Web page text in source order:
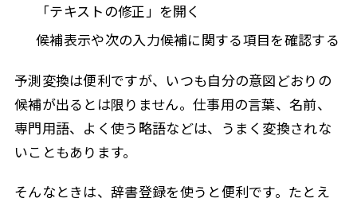
「テキストの修正」を開く
候補表示や次の入力候補に関する項目を確認する
予測変換は便利ですが、いつも自分の意図どおりの
候補が出るとは限りません。仕事用の言葉、名前、
専門用語、よく使う略語などは、うまく変換されな
いこともあります。
そんなときは、辞書登録を使うと便利です。たとえ